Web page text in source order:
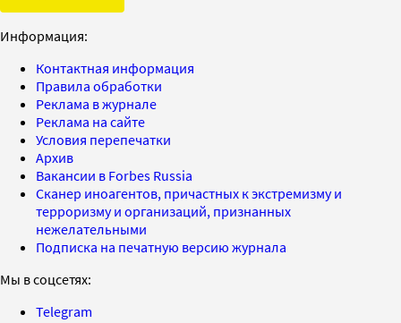
Информация:
Контактная информация
Правила обработки
Реклама в журнале
Реклама на сайте
Условия перепечатки
Архив
Вакансии в Forbes Russia
Сканер иноагентов, причастных к экстремизму и
терроризму и организаций, признанных
нежелательными
Подписка на печатную версию журнала
Мы в соцсетях:
Telegram